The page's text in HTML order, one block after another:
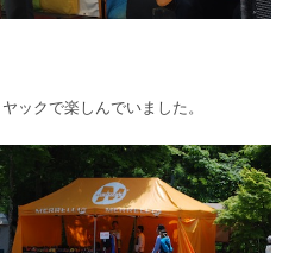
ックで楽しんでいました。